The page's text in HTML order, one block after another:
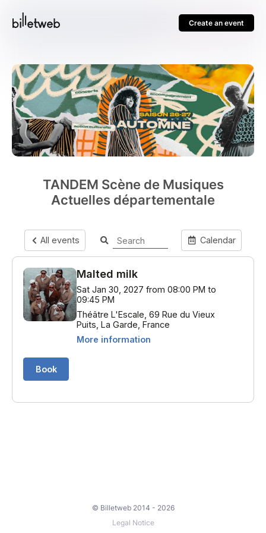
Create an event
TANDEM Scène de Musiques
Actuelles départementale
© Billetweb 2014 - 2026
Legal Notice